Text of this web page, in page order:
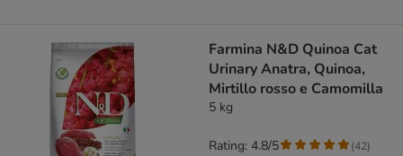
Farmina N&D Quinoa Cat
Urinary Anatra, Quinoa,
Mirtillo rosso e Camomilla
5 kg
Rating: 4.8/5 (42)